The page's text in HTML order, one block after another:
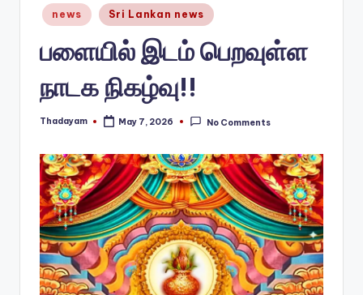
Posted
in
news Sri Lankan news
பளையில் இடம் பெறவுள்ள
நாடக நிகழ்வு!!
Posted
Thadayam May 7, 2026 No Comments